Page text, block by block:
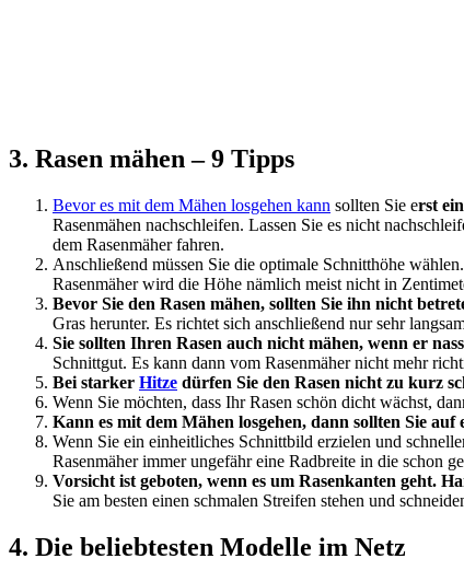
3. Rasen mähen – 9 Tipps
Bevor es mit dem Mähen losgehen kann sollten Sie erst
Rasenmähen nachschleifen. Lassen Sie es nicht
dem Rasenmäher fahren.
Anschließend müssen Sie die optimale Schnitthöhe
Rasenmäher wird die Höhe nämlich meist nicht in
Bevor Sie den Rasen mähen, sollten Sie ihn nicht
Gras herunter. Es richtet sich anschließend nur sehr
Sie sollten Ihren Rasen auch nicht mähen, wenn er
Schnittgut. Es kann dann vom Rasenmäher nicht mehr
Bei starker Hitze dürfen Sie den Rasen nicht zu kurz
Wenn Sie möchten, dass Ihr Rasen schön dicht wächst,
Kann es mit dem Mähen losgehen, dann sollten Sie
Wenn Sie ein einheitliches Schnittbild erzielen und
Rasenmäher immer ungefähr eine Radbreite in die schon
Vorsicht ist geboten, wenn es um Rasenkanten geht.
Sie am besten einen schmalen Streifen stehen und
4. Die beliebtesten Modelle im Netz